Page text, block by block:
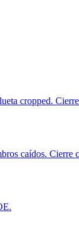
cropped.
caídos. Cierre